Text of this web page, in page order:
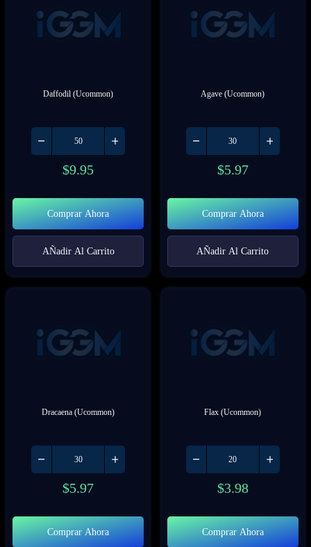
Daffodil (Ucommon)
$9.95
Comprar Ahora
AÑadir Al Carrito
Agave (Ucommon)
$5.97
Comprar Ahora
AÑadir Al Carrito
Dracaena (Ucommon)
$5.97
Comprar Ahora
Flax (Ucommon)
$3.98
Comprar Ahora